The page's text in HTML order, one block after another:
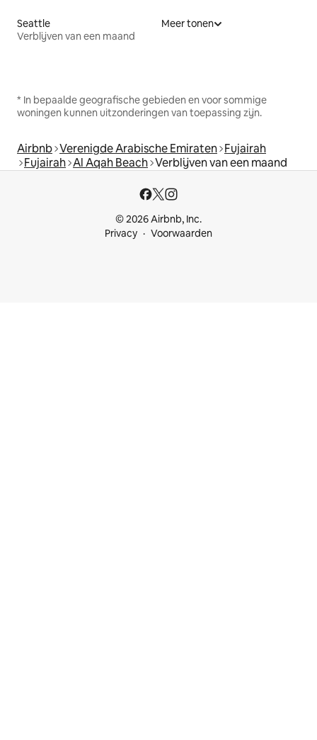
Seattle
Verblijven van een maand
Meer tonen
* In bepaalde geografische gebieden en voor sommige
woningen kunnen uitzonderingen van toepassing zijn.
Airbnb Verenigde Arabische Emiraten Fujairah
Fujairah Al Aqah Beach Verblijven van een maand
© 2026 Airbnb, Inc.
Privacy
Voorwaarden